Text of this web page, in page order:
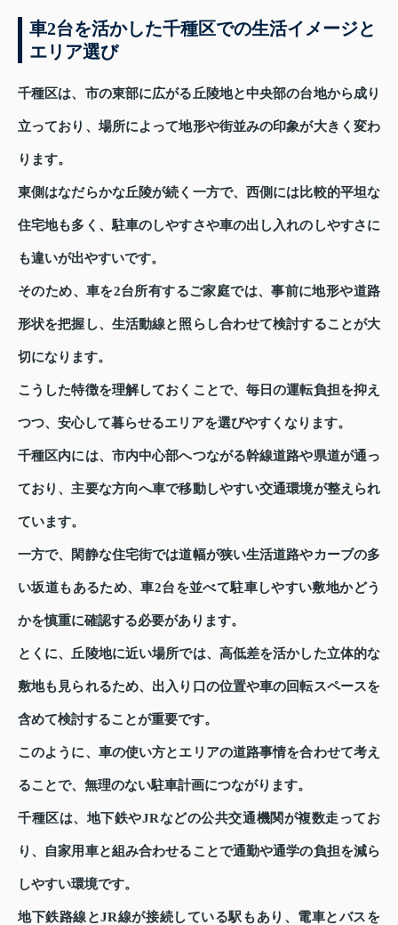
車2台を活かした千種区での生活イメージと
エリア選び
千種区は、市の東部に広がる丘陵地と中央部の台地から成り
立っており、場所によって地形や街並みの印象が大きく変わ
ります。
東側はなだらかな丘陵が続く一方で、西側には比較的平坦な
住宅地も多く、駐車のしやすさや車の出し入れのしやすさに
も違いが出やすいです。
そのため、車を2台所有するご家庭では、事前に地形や道路
形状を把握し、生活動線と照らし合わせて検討することが大
切になります。
こうした特徴を理解しておくことで、毎日の運転負担を抑え
つつ、安心して暮らせるエリアを選びやすくなります。
千種区内には、市内中心部へつながる幹線道路や県道が通っ
ており、主要な方向へ車で移動しやすい交通環境が整えられ
ています。
一方で、閑静な住宅街では道幅が狭い生活道路やカーブの多
い坂道もあるため、車2台を並べて駐車しやすい敷地かどう
かを慎重に確認する必要があります。
とくに、丘陵地に近い場所では、高低差を活かした立体的な
敷地も見られるため、出入り口の位置や車の回転スペースを
含めて検討することが重要です。
このように、車の使い方とエリアの道路事情を合わせて考え
ることで、無理のない駐車計画につながります。
千種区は、地下鉄やJRなどの公共交通機関が複数走ってお
り、自家用車と組み合わせることで通勤や通学の負担を減ら
しやすい環境です。
地下鉄路線とJR線が接続している駅もあり、電車とバスを